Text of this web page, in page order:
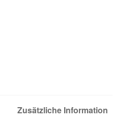
Zusätzliche Information